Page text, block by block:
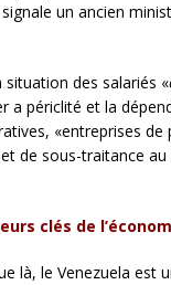
un ancien
situation des salariés «
a périclité et la
«entreprises
de sous-traitance
clés de
le Venezuela est